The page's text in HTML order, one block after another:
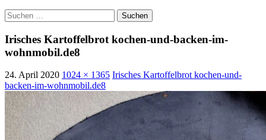
Suchen
nach:
Irisches Kartoffelbrot kochen-und-backen-im-
wohnmobil.de8
24. April 2020 1024 × 1365 Irisches Kartoffelbrot kochen-und-
backen-im-wohnmobil.de8